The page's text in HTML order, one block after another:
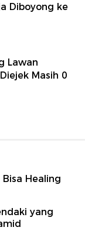
Diboyong ke
Lawan
Masih 0
Healing
yang